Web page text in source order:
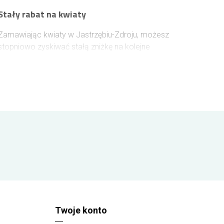
rabat na kwiaty
kwiaty w Jastrzębiu-Zdroju, możesz
zyskiwać stałą zniżkę na kolejne
Twoje konto